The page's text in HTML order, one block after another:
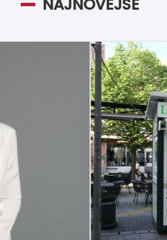
NAJNOVEJŠE